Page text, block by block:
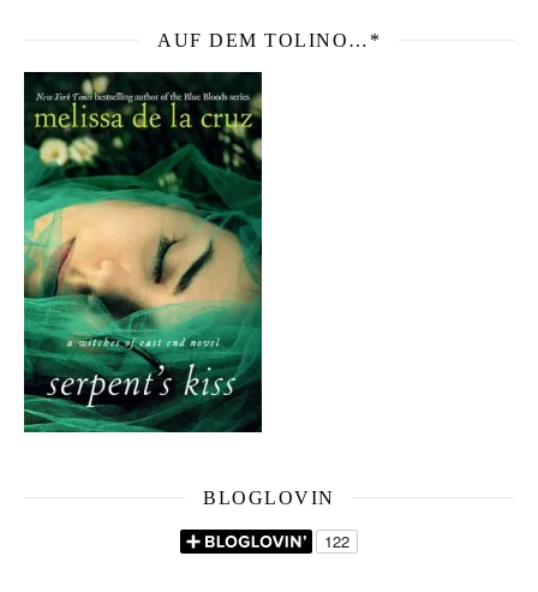
AUF DEM TOLINO…*
BLOGLOVIN